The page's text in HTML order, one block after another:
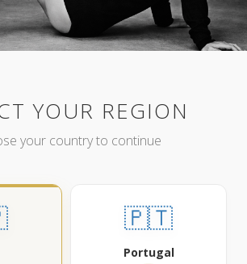
YOUR REGION
your country to continue
🇵🇹
Portugal